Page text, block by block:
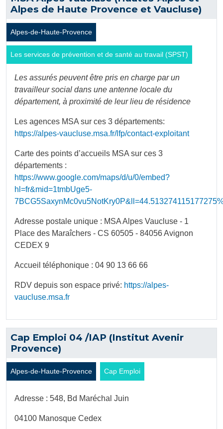
Alpes de Haute Provence et Vaucluse)
Alpes-de-Haute-Provence
Les services de prévention et de santé au travail (SPST)
Les assurés peuvent être pris en charge par un
travailleur social dans une antenne locale du
département, à proximité de leur lieu de résidence
Les agences MSA sur ces 3 départements:
https://alpes-vaucluse.msa.fr/lfp/contact-exploitant
Carte des points d’accueils MSA sur ces 3
départements :
https://www.google.com/maps/d/u/0/embed?
hl=fr&mid=1tmbUge5-
Adresse postale unique : MSA Alpes Vaucluse - 1
Place des Maraîchers - CS 60505 - 84056 Avignon
CEDEX 9
Accueil téléphonique : 04 90 13 66 66
RDV depuis son espace privé: https://alpes-
vaucluse.msa.fr
Cap Emploi 04 /IAP (Institut Avenir
Provence)
Alpes-de-Haute-Provence Cap Emploi
Adresse : 548, Bd Maréchal Juin
04100 Manosque Cedex